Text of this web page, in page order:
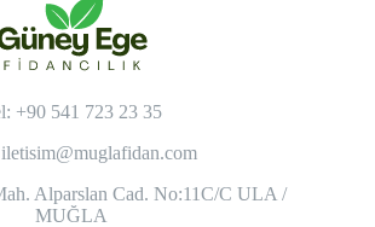
+90 541 723 23 35
iletisim@muglafidan.com
Alparslan Cad. No:11C/C ULA /
MUĞLA